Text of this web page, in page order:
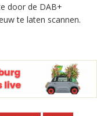
door de DAB+
te laten scannen.